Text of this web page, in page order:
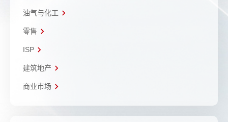
油气与化工
零售
ISP
建筑地产
商业市场